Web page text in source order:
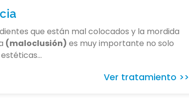
que están mal colocados y la mordida
(maloclusión) es muy importante no solo
Ver tratamiento >>